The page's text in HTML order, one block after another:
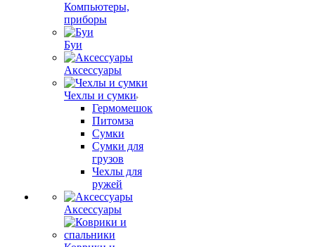
Компьютеры,
приборы
Буи
Аксессуары
Чехлы и сумки
Гермомешок
Питомза
Сумки
Сумки для
грузов
Чехлы для
ружей
Аксессуары